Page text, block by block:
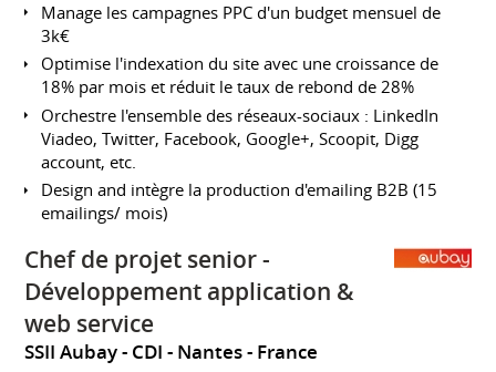
Manage les campagnes PPC d'un budget mensuel de
3k€
Optimise l'indexation du site avec une croissance de
18% par mois et réduit le taux de rebond de 28%
Orchestre l'ensemble des réseaux-sociaux : LinkedIn
Viadeo, Twitter, Facebook, Google+, Scoopit, Digg
account, etc.
Design and intègre la production d'emailing B2B (15
emailings/ mois)
Chef de projet senior -
Développement application &
web service
SSII Aubay CDI Nantes France